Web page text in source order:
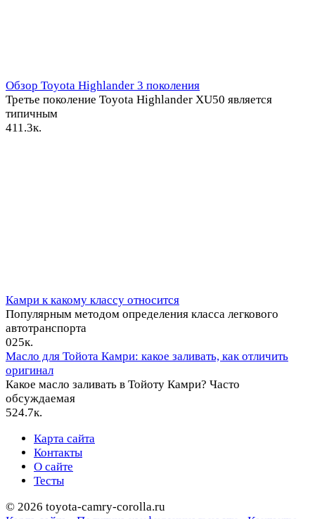
Обзор Toyota Highlander 3 поколения
Третье поколение Toyota Highlander XU50 является
типичным
411.3к.
Камри к какому классу относится
Популярным методом определения класса легкового
автотранспорта
025к.
Масло для Тойота Камри: какое заливать, как отличить
оригинал
Какое масло заливать в Тойоту Камри? Часто
обсуждаемая
524.7к.
Карта сайта
Контакты
О сайте
Тесты
© 2026 toyota-camry-corolla.ru